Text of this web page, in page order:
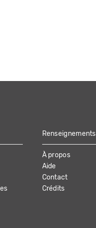
Renseignements
À propos
Aide
Contact
Crédits